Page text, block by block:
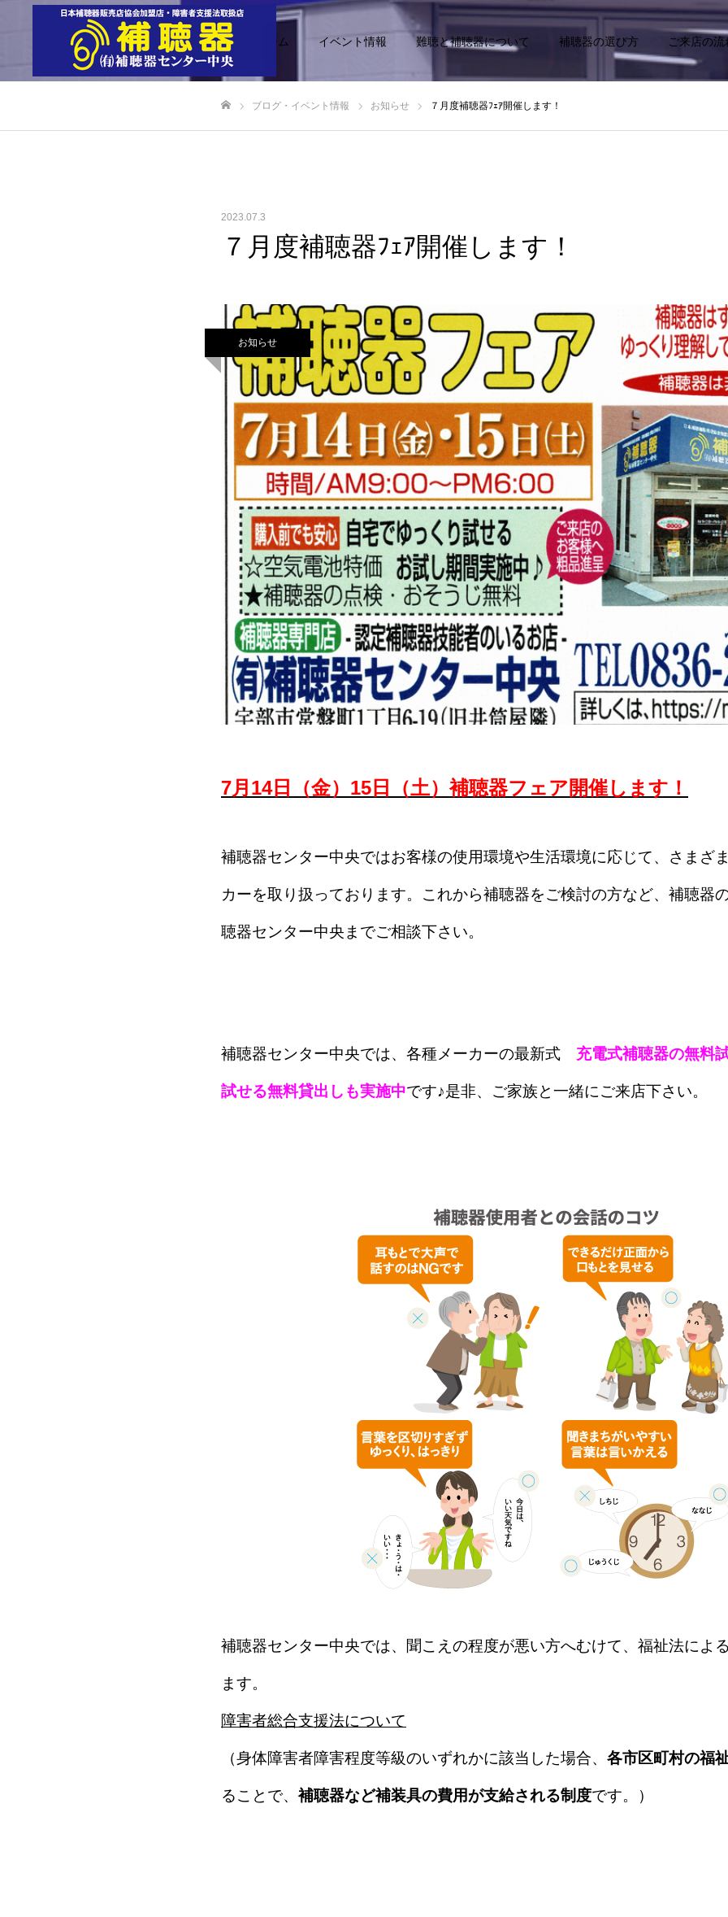
ホーム イベント情報 難聴と補聴器について 補聴器の選び方 ご来店の流
ブログ・イベント情報 お知らせ ７月度補聴器ﾌｪｱ開催します！
2023.07.3
７月度補聴器ﾌｪｱ開催します！
お知らせ
7月14日（金）15日（土）補聴器フェア開催します！
補聴器センター中央ではお客様の使用環境や生活環境に応じて、さまざ
カーを取り扱っております。これから補聴器をご検討の方など、補聴器
聴器センター中央までご相談下さい。
補聴器センター中央では、各種メーカーの最新式 充電式補聴器の無料
試せる無料貸出しも実施中です♪是非、ご家族と一緒にご来店下さい。
補聴器センター中央では、聞こえの程度が悪い方へむけて、福祉法によ
ます。
障害者総合支援法について
（身体障害者障害程度等級のいずれかに該当した場合、 各市区町村の福
ることで、 補聴器など補装具の費用が支給される制度です。）